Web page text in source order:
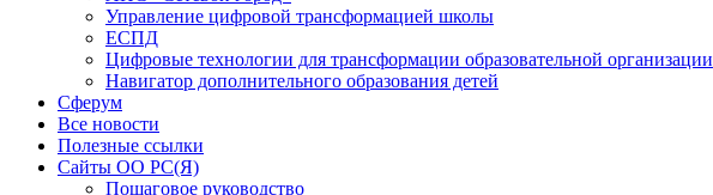
Управление цифровой трансформацией школы
ЕСПД
Цифровые технологии для трансформации образовательной организации
Навигатор дополнительного образования детей
Сферум
Все новости
Полезные ссылки
Сайты ОО РС(Я)
Пошаговое руководство